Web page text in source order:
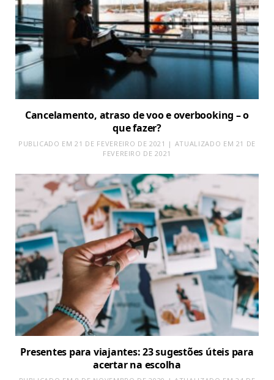
Cancelamento, atraso de voo e overbooking – o
que fazer?
PUBLICADO EM 21 DE FEVEREIRO DE 2021 | ATUALIZADO EM 21 DE
FEVEREIRO DE 2021
Presentes para viajantes: 23 sugestões úteis para
acertar na escolha